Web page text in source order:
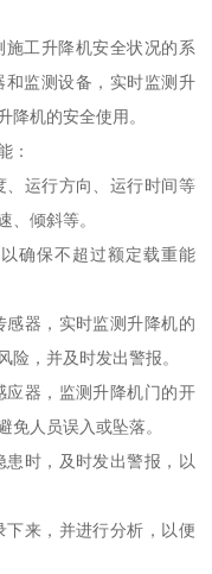
工升降机安全状况的系
监测设备，实时监测升
降机的安全使用。
：
、运行方向、运行时间等
、倾斜等。
确保不超过额定载重能
器，实时监测升降机的
险，并及时发出警报。
应器，监测升降机门的开
免人员误入或坠落。
时，及时发出警报，以
来，并进行分析，以便